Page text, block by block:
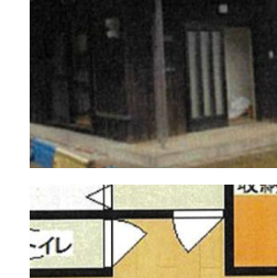
土
地
入
の
事
な
ら
株
谷
英
の
不
動
サ
イ
で